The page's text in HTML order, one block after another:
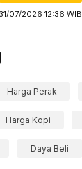
31/07/2026 12:36 WIB
Harga Perak
Harga Kopi
Daya Beli